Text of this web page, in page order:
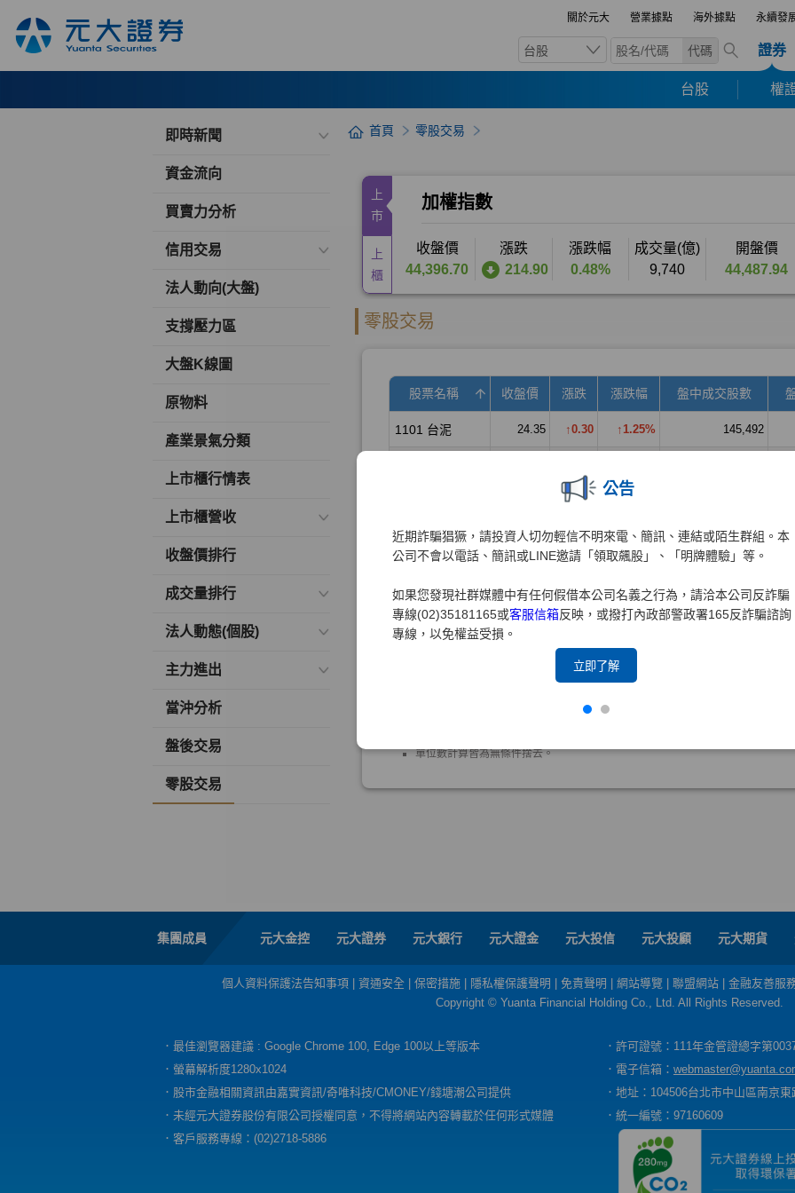
關於元大 營業據點 海外據點 永續發
台股 代碼 證券
台股 權
公告
近期詐騙猖獗，請投資人切勿輕信不明來電、簡訊、連結或陌生群組。本
公司不會以電話、簡訊或LINE邀請「領取飆股」、「明牌體驗」等。
如果您發現社群媒體中有任何假借本公司名義之行為，請洽本公司反詐騙
專線(02)35181165或客服信箱反映，或撥打內政部警政署165反詐騙諮詢
專線，以免權益受損。
立即了解
即時新聞
資金流向
買賣力分析
信用交易
法人動向(大盤)
支撐壓力區
大盤K線圖
原物料
產業景氣分類
上市櫃行情表
上市櫃營收
收盤價排行
成交量排行
法人動態(個股)
主力進出
當沖分析
盤後交易
零股交易
首頁 零股交易
集團成員 元大金控 元大證券 元大銀行 元大證金 元大投信 元大投顧 元大期貨
個人資料保護法告知事項 資通安全 保密措施 隱私權保護聲明 免責聲明 網站導覽 聯盟網站
金融友善服
Copyright © Yuanta Financial Holding Co., Ltd. All Rights Reserved.
．最佳瀏覽器建議 : Google Chrome 100, Edge 100以上等版本
．許可證號：111年金管證總字第
．螢幕解析度1280x1024
．電子信箱：
．股市金融相關資訊由嘉實資訊/奇唯科技/CMONEY/錢塘潮公司提供
．地址：104506台北市中山區南京
．未經元大證券股份有限公司授權同意，不得將網站內容轉載於任何形式媒體
．統一編號：97160609
．客戶服務專線：(02)2718-5886